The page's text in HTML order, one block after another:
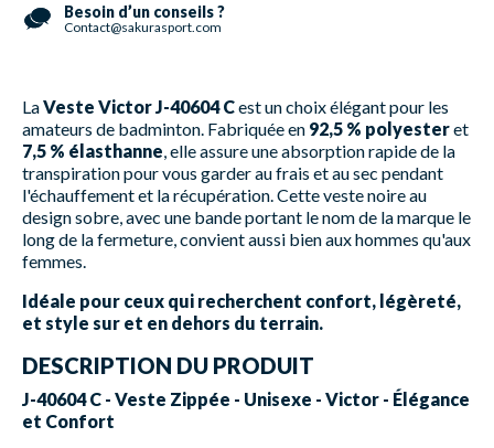
Besoin d’un conseils ?
Contact@sakurasport.com
LaVeste Victor J-40604 Cest un choix élégant pour les
amateurs de badminton. Fabriquée en 92,5 % polyesteret
7,5 % élasthanne , elle assure une absorption rapide de la
transpiration pour vous garder au frais et au sec pendant
l'échauffement et la récupération. Cette veste noire au
design sobre, avec une bande portant le nom de la marque le
long de la fermeture, convient aussi bien aux hommes qu'aux
femmes.
Idéale pour ceux qui recherchent confort, légèreté,
et style sur et en dehors du terrain.
DESCRIPTION DU PRODUIT
J-40604 C - Veste Zippée - Unisexe - Victor - Élégance
et Confort